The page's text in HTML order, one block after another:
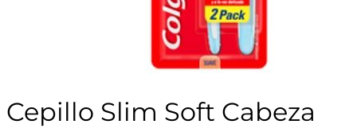
Cepillo Slim Soft Cabeza